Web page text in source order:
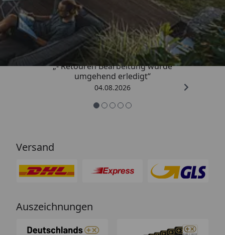
Trusted Shops
4,81/ 5
„- Retouren Bearbeitung wurde
umgehend erledigt“
04.08.2026
Versand
Auszeichnungen